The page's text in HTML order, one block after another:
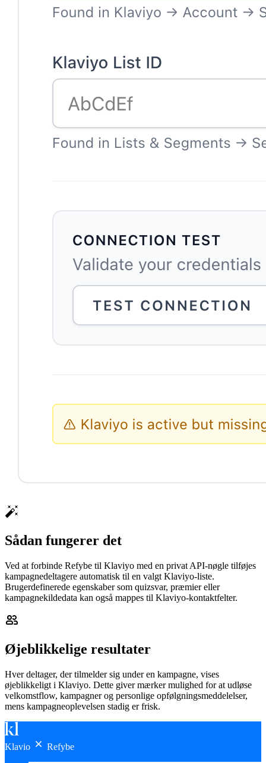
Sådan fungerer det
Ved at forbinde Refybe til Klaviyo med en privat API-nøgle tilføjes
kampagnedeltagere automatisk til en valgt Klaviyo-liste.
Brugerdefinerede egenskaber som quizsvar, præmier eller
kampagnekildedata kan også mappes til Klaviyo-kontaktfelter.
Øjeblikkelige resultater
Hver deltager, der tilmelder sig under en kampagne, vises
øjeblikkeligt i Klaviyo. Dette giver mærker mulighed for at udløse
velkomstflow, kampagner og personlige opfølgningsmeddelelser,
mens kampagneoplevelsen stadig er frisk.
Klavio Refybe